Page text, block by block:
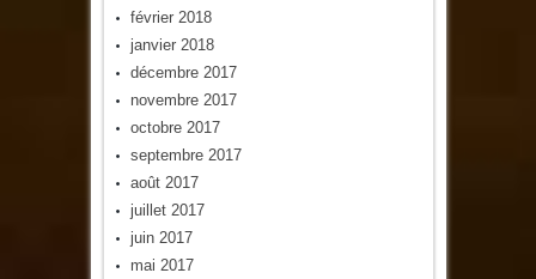
février 2018
janvier 2018
décembre 2017
novembre 2017
octobre 2017
septembre 2017
août 2017
juillet 2017
juin 2017
mai 2017